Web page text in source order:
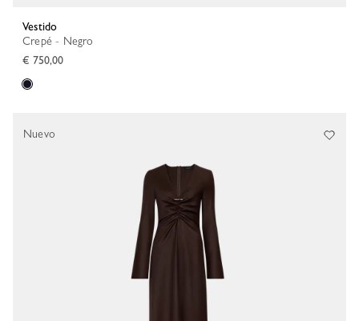
Vestido
Crepé - Negro
€ 750,00
Nuevo